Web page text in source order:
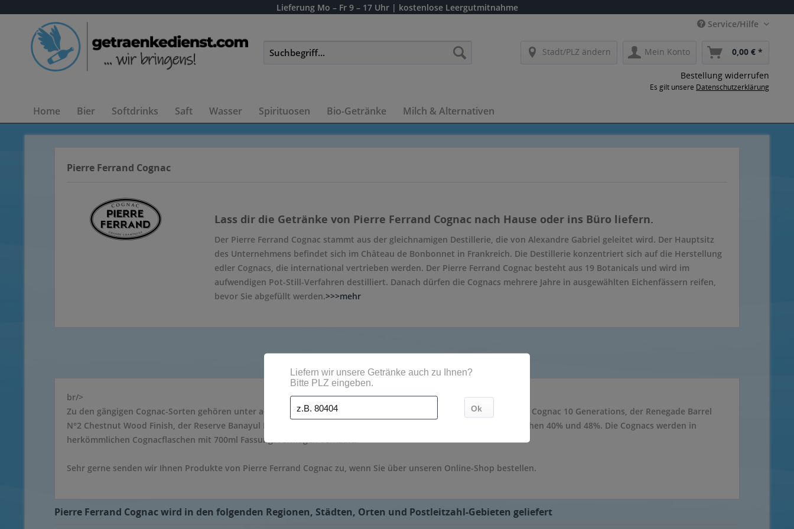
Lieferung Mo – Fr 9 – 17 Uhr | kostenlose Leergutmitnahme
Service/Hilfe
Stadt/PLZ ändern Mein Konto 0,00 € *
Bestellung widerrufen
Es gilt unsere Datenschutzerklärung
Home Bier Softdrinks Saft Wasser Spirituosen Bio-Getränke Milch & Alternativen
Pierre Ferrand Cognac
Lass dir die Getränke von Pierre Ferrand Cognac nach Hause oder ins Büro liefern.
Der Pierre Ferrand Cognac stammt aus der gleichnamigen Destillerie, die von Alexandre Gabriel geleitet wird. Der Hauptsitz
des Unternehmens befindet sich im Château de Bonbonnet in Frankreich. Die Destillerie konzentriert sich auf die Herstellung
edler Cognacs, die international vertrieben werden. Der Pierre Ferrand Cognac besteht aus 19 Botanicals und wird im
aufwendigen Pot-Still-Verfahren destilliert. Danach dürfen die Cognacs mehrere Jahre in ausgewählten Eichenfässern reifen,
bevor Sie abgefüllt werden.>>>mehr
br/>
Zu den gängigen Cognac-Sorten gehören unter anderem der Pierre Ferrand Cognac Ambre 10 Jahre, der 1er Cru de Cognac 10 Generations, der Renegade Barrel
N°2 Chestnut Wood Finish, der Reserve Banayul Finish und der Selection des Anges mit einem Alkoholgehalt zwischen 40% und 48%. Die Cognacs werden in
herkömmlichen Cognacflaschen mit 700ml Fassungsvermögen verkauft.
Sehr gerne senden wir Ihnen Produkte von Pierre Ferrand Cognac zu, wenn Sie über unseren Online-Shop bestellen.
Pierre Ferrand Cognac wird in den folgenden Regionen, Städten, Orten und Postleitzahl-Gebieten geliefert